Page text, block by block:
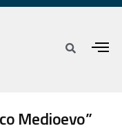
Medioevo”